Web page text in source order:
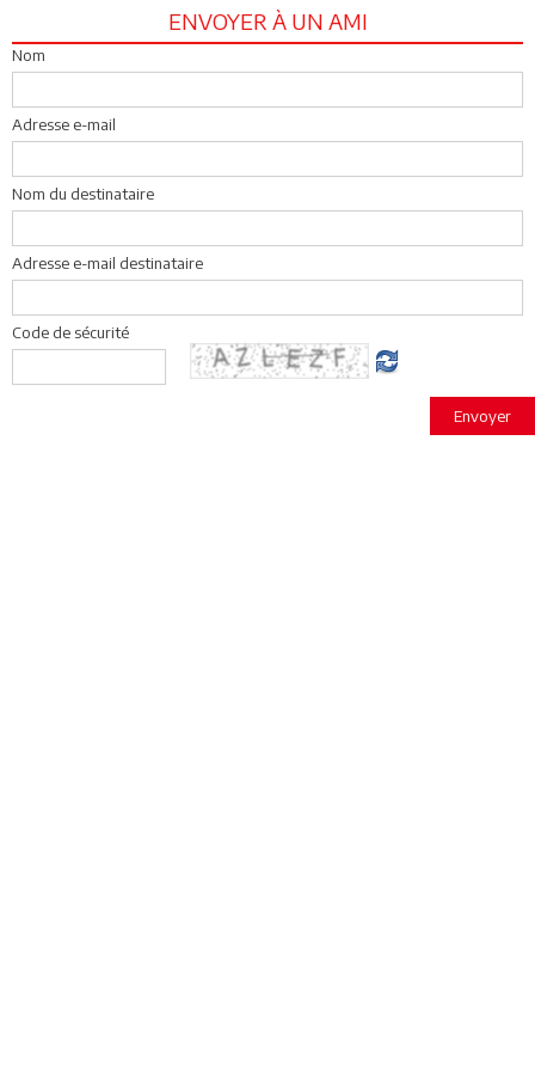
ENVOYER À UN AMI
Nom
Adresse e-mail
Nom du destinataire
Adresse e-mail destinataire
Code de sécurité
Envoyer